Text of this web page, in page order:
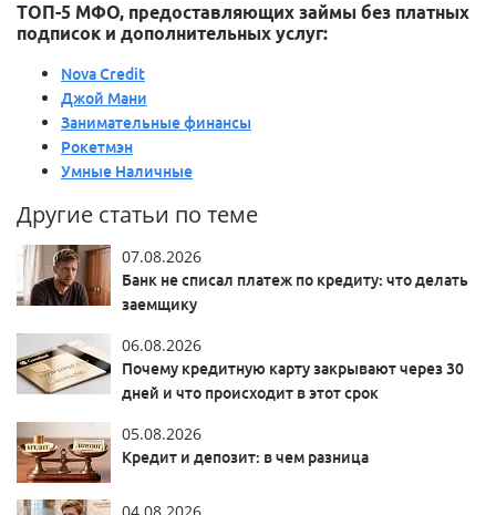
ТОП-5 МФО, предоставляющих займы без платных
подписок и дополнительных услуг:
Nova Credit
Джой Мани
Занимательные финансы
Рокетмэн
Умные Наличные
Другие статьи по теме
07.08.2026
Банк не списал платеж по кредиту: что делать
заемщику
06.08.2026
Почему кредитную карту закрывают через 30
дней и что происходит в этот срок
05.08.2026
Кредит и депозит: в чем разница